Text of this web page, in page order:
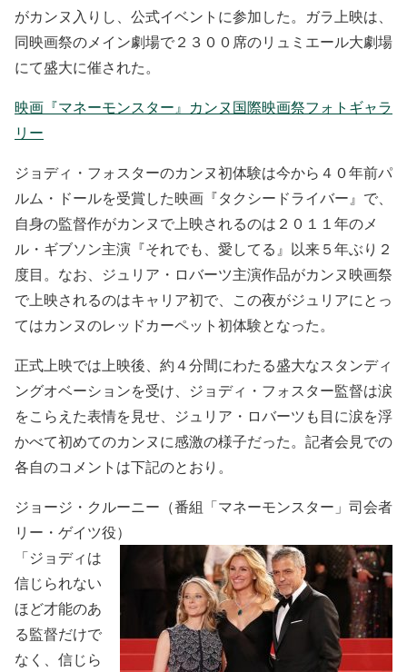
がカンヌ入りし、公式イベントに参加した。ガラ上映は、
同映画祭のメイン劇場で２３００席のリュミエール大劇場
にて盛大に催された。
映画『マネーモンスター』カンヌ国際映画祭フォトギャラ
リー
ジョディ・フォスターのカンヌ初体験は今から４０年前パ
ルム・ドールを受賞した映画『タクシードライバー』で、
自身の監督作がカンヌで上映されるのは２０１１年のメ
ル・ギブソン主演『それでも、愛してる』以来５年ぶり２
度目。なお、ジュリア・ロバーツ主演作品がカンヌ映画祭
で上映されるのはキャリア初で、この夜がジュリアにとっ
てはカンヌのレッドカーペット初体験となった。
正式上映では上映後、約４分間にわたる盛大なスタンディ
ングオベーションを受け、ジョディ・フォスター監督は涙
をこらえた表情を見せ、ジュリア・ロバーツも目に涙を浮
かべて初めてのカンヌに感激の様子だった。記者会見での
各自のコメントは下記のとおり。
ジョージ・クルーニー（番組「マネーモンスター」司会者
リー・ゲイツ役）
「ジョディは
信じられない
ほど才能のあ
る監督だけで
なく、信じら